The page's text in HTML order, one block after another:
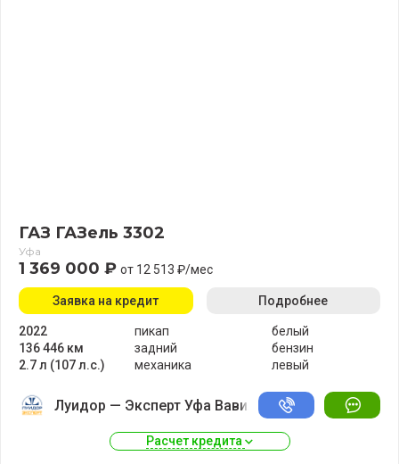
ГАЗ ГАЗель 3302
Уфа
1 369 000 ₽ от 12 513 ₽/мес
2022
136 446 км
2.7 л (107 л.с.)
пикап
задний
механика
белый
бензин
левый
Заявка на кредит Подробнее
Луидор — Эксперт Уфа Вавилово
Расчет кредита